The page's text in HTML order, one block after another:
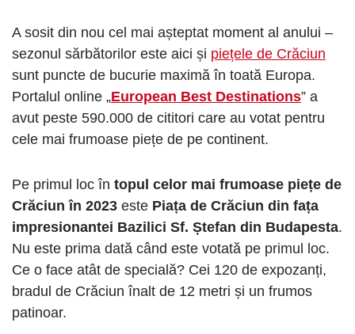
A sosit din nou cel mai așteptat moment al anului –
sezonul sărbătorilor este aici și piețele de Crăciun
sunt puncte de bucurie maximă în toată Europa.
Portalul online „European Best Destinations” a
avut peste 590.000 de cititori care au votat pentru
cele mai frumoase piețe de pe continent.
Pe primul loc în topul celor mai frumoase piețe de
Crăciun în 2023 este Piața de Crăciun din fața
impresionantei Bazilici Sf. Ștefan din Budapesta.
Nu este prima dată când este votată pe primul loc.
Ce o face atât de specială? Cei 120 de expozanți,
bradul de Crăciun înalt de 12 metri și un frumos
patinoar.